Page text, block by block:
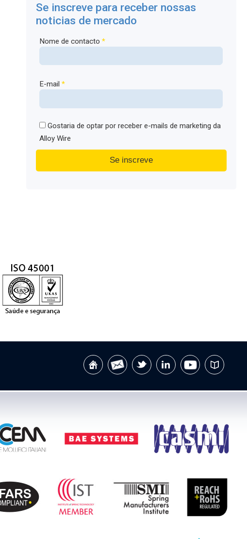
Se inscreve para receber nossas
noticias de mercado
Nome de contacto*
E-mail*
Gostaria de optar por receber e-mails de marketing da
Alloy Wire